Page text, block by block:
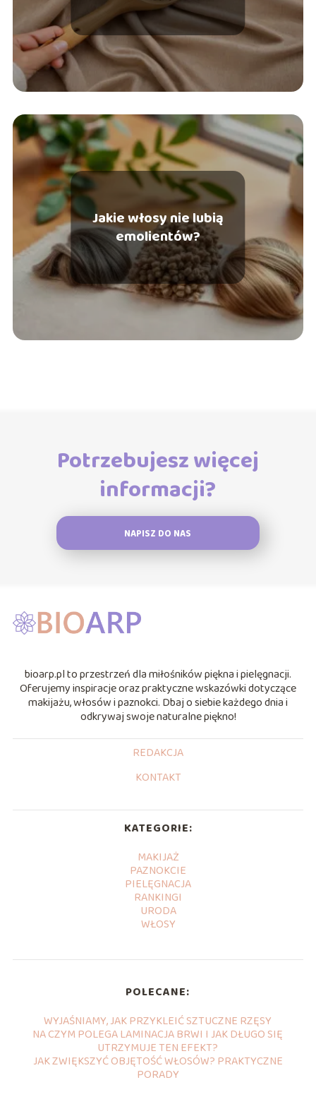
Jakie włosy nie lubią
emolientów?
Potrzebujesz więcej
informacji?
NAPISZ DO NAS
bioarp.pl to przestrzeń dla miłośników piękna i pielęgnacji.
Oferujemy inspiracje oraz praktyczne wskazówki dotyczące
makijażu, włosów i paznokci. Dbaj o siebie każdego dnia i
odkrywaj swoje naturalne piękno!
REDAKCJA
KONTAKT
KATEGORIE:
MAKIJAŻ
PAZNOKCIE
PIELĘGNACJA
RANKINGI
URODA
WŁOSY
POLECANE:
WYJAŚNIAMY, JAK PRZYKLEIĆ SZTUCZNE RZĘSY
NA CZYM POLEGA LAMINACJA BRWI I JAK DŁUGO SIĘ
UTRZYMUJE TEN EFEKT?
JAK ZWIĘKSZYĆ OBJĘTOŚĆ WŁOSÓW? PRAKTYCZNE
PORADY